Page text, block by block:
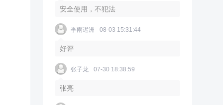
安全使用，不犯法
季雨迟洲 08-03 15:31:44
好评
张子龙 07-30 18:38:59
张亮